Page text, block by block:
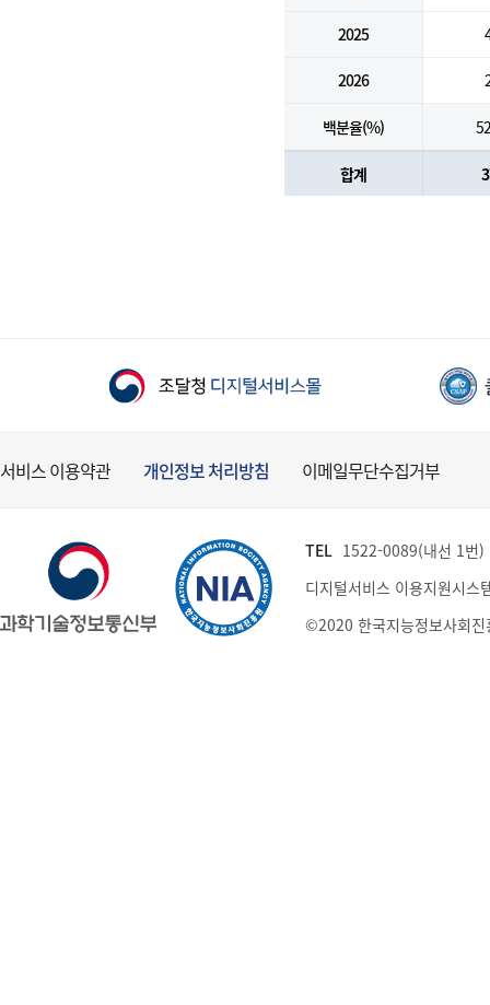
2025
2026
백분율(%)
합계
서비스 이용약관 개인정보 처리방침 이메일무단수집거부
TEL 1522-0089(내선 1번
디지털서비스 이용지원시스
©2020 한국지능정보사회진